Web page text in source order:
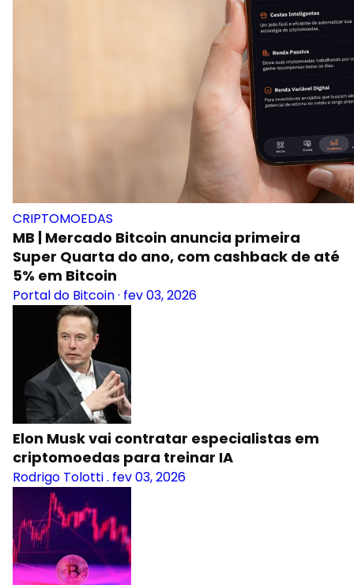
CRIPTOMOEDAS
MB | Mercado Bitcoin anuncia primeira
Super Quarta do ano, com cashback de até
5% em Bitcoin
Portal do Bitcoin· fev 03, 2026
Elon Musk vai contratar especialistas em
criptomoedas para treinar IA
Rodrigo Tolotti. fev 03, 2026